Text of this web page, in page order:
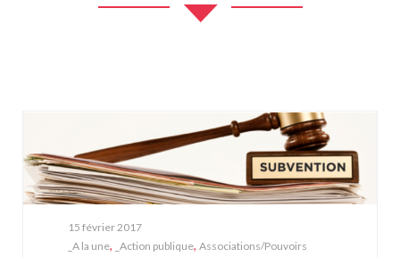
15 février 2017
_A la une, _Action publique, Associations/Pouvoirs